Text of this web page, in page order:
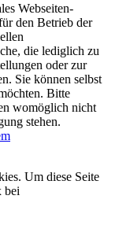
Webseiten-
den Betrieb der
die lediglich zu
oder zur
Sie können selbst
Bitte
womöglich nicht
stehen.
Um diese Seite
bei